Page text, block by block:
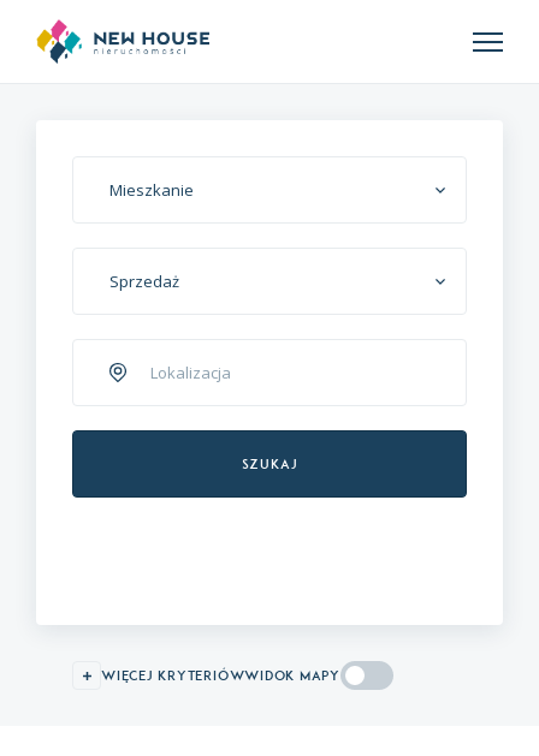
Mieszkanie
Sprzedaż
Szukaj
więcej kryteriówWIDOK MAPY